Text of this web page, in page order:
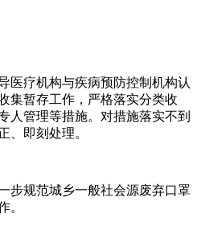
医疗机构与疾病预防控制机构认
集暂存工作，严格落实分类收
人管理等措施。对措施落实不到
、即刻处理。
步规范城乡一般社会源废弃口罩
。